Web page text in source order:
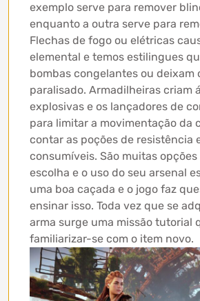
exemplo serve para remover
enquanto a outra serve para
Flechas de fogo ou elétricas
elemental e temos estilingues
bombas congelantes ou deixam
paralisado. Armadilheiras criam
explosivas e os lançadores de
para limitar a movimentação da
contar as poções de resistência
consumíveis. São muitas
escolha e o uso do seu arsenal
uma boa caçada e o jogo faz
ensinar isso. Toda vez que se
arma surge uma missão tutorial
familiarizar-se com o item novo.